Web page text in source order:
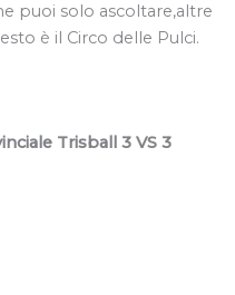
puoi solo ascoltare,altre
è il Circo delle Pulci.
Trisball 3 VS 3